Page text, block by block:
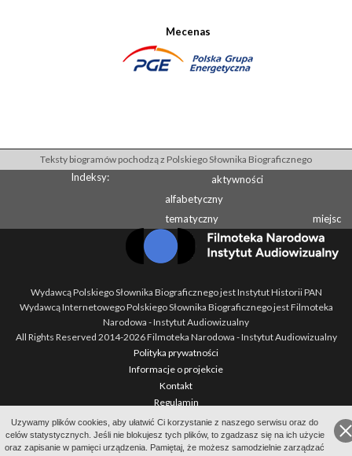
Mecenas
Uzywamy plików cookies, aby ułatwić Ci korzystanie z naszego serwisu oraz do
celów statystycznych. Jeśli nie blokujesz tych plików, to zgadzasz się na ich użycie
oraz zapisanie w pamięci urządzenia. Pamiętaj, że możesz samodzielnie zarządzać
Teksty biogramów pochodzą z Polskiego Słownika Biograficznego
Indeksy:
aktywności
alfabetyczny
tematyczny
miejsc
Wydawcą Polskiego Słownika Biograficznego jest Instytut Historii PAN
Wydawcą Internetowego Polskiego Słownika Biograficznego jest Filmoteka
Narodowa - Instytut Audiowizualny
All Rights Reserved 2014-2026Filmoteka Narodowa - Instytut Audiowizualny
Polityka prywatności
Informacje o projekcie
Kontakt
Regulamin
Mapa strony
BIP
Wersja: 1.2.0